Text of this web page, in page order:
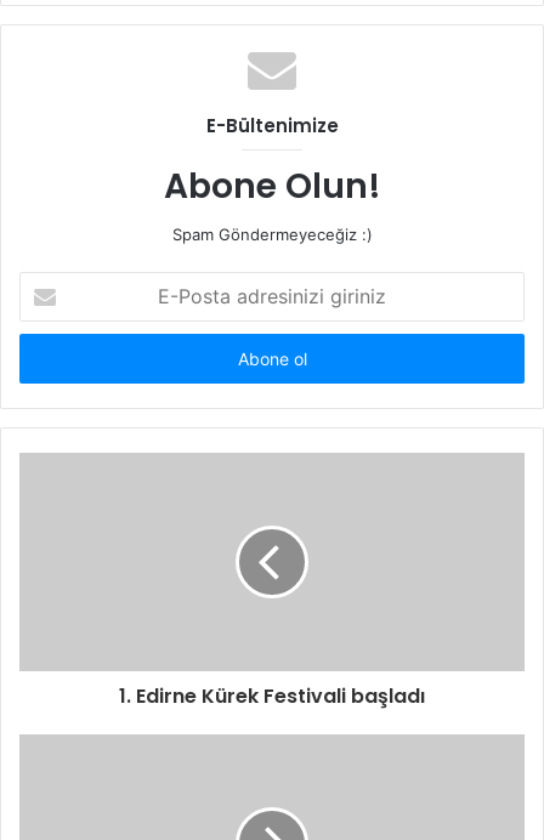
E-Bültenimize
Abone Olun!
Spam Göndermeyeceğiz :)
Posta
adresinizi
1. Edirne Kürek Festivali başladı